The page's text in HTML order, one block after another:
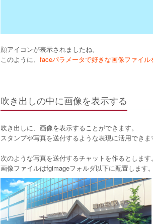
顔アイコンが表示されましたね。
このように、 faceパラメータで好きな画像ファイ
吹き出しの中に画像を表示する
吹き出しに、画像を表示することができます。
スタンプや写真を送付するような表現に活用できま
次のような写真を送付するチャットを作るとします。
画像ファイルはfgimageフォルダ以下に配置します。